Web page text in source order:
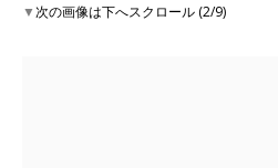
▼次の画像は下へスクロール (2/9)